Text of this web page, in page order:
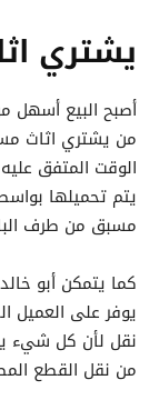
يشتري
أصبح البيع
من يشتري اثاث
الوقت المتفق
يتم تحميلها
مسبق من طرف
كما يتمكن أبو
يوفر على العميل
نقل لأن كل شيء
من نقل القطع